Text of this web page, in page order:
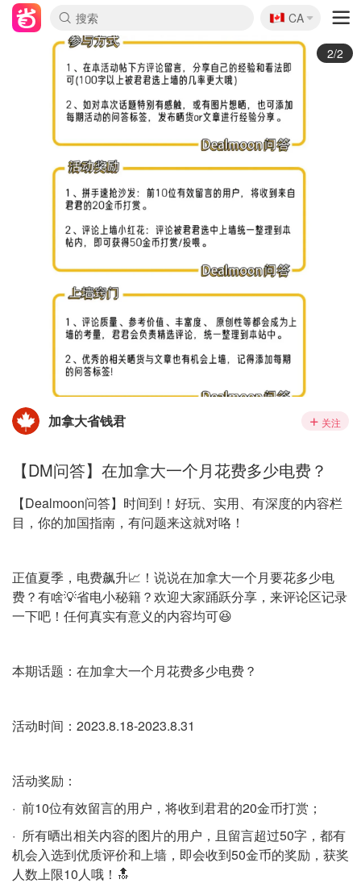
🇨🇦
CA
1/2
加拿大省钱君 关注
【DM问答】在加拿大一个月花费多少电费？
【Dealmoon问答】时间到！好玩、实用、有深度的内容栏
目，你的加国指南，有问题来这就对咯！
正值夏季，电费飙升📈！说说在加拿大一个月要花多少电
费？有啥💡省电小秘籍？欢迎大家踊跃分享，来评论区记录
一下吧！任何真实有意义的内容均可😆
本期话题：在加拿大一个月花费多少电费？
活动时间：2023.8.18-2023.8.31
活动奖励：
· 前10位有效留言的用户，将收到君君的20金币打赏；
· 所有晒出相关内容的图片的用户，且留言超过50字，都有
机会入选到优质评价和上墙，即会收到50金币的奖励，获奖
人数上限10人哦！🔝